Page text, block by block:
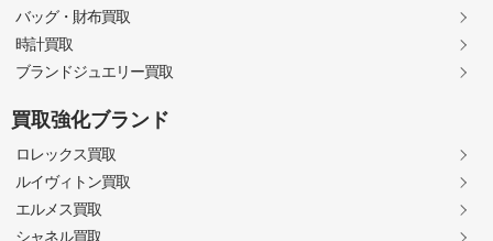
バッグ・財布買取
時計買取
ブランドジュエリー買取
買取強化ブランド
ロレックス買取
ルイヴィトン買取
エルメス買取
シャネル買取